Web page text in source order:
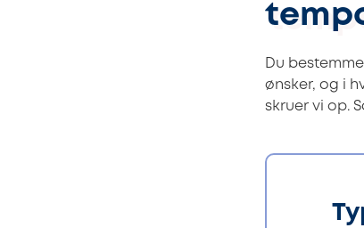
Du
ønsker, og i
skruer vi op.